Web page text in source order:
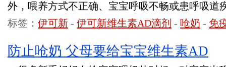
外，喂养方式不正确、宝宝呼吸不畅或患呼吸道
标签： 伊可新 - 伊可新维生素AD滴剂 - 呛奶 - 免
防止呛奶 父母要给宝宝维生素AD